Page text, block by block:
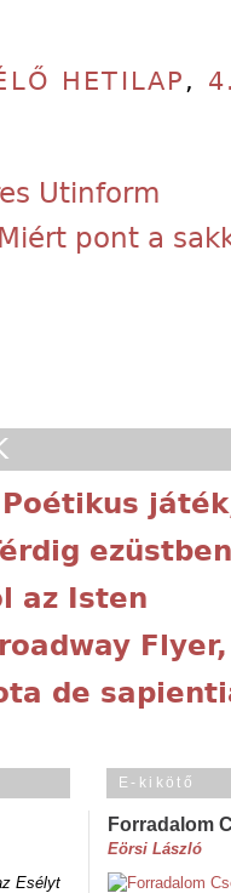
HETILAP ,
Utinform
Miért pont a
az Isten
de
Esélyt
E-kikötő
Forradalom
Eörsi László